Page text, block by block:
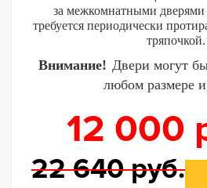
за межкомнатными дверями
требуется периодически
тряпочкой.
Внимание! Двери могут
любом размере
12 000
22 640руб.